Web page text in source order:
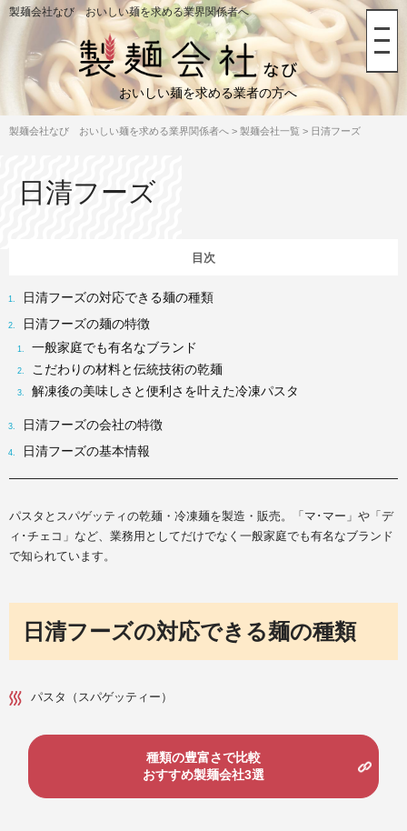
製麺会社なび おいしい麺を求める業界関係者へ
おいしい麺を求める業者の方へ
製麺会社なび おいしい麺を求める業界関係者へ > 製麺会社一覧 > 日清フーズ
日清フーズ
日清フーズの対応できる麺の種類
日清フーズの麺の特徴
一般家庭でも有名なブランド
こだわりの材料と伝統技術の乾麺
解凍後の美味しさと便利さを叶えた冷凍パスタ
日清フーズの会社の特徴
日清フーズの基本情報
パスタとスパゲッティの乾麺・冷凍麺を製造・販売。「マ･マー」や「デ
ィ･チェコ」など、業務用としてだけでなく一般家庭でも有名なブランド
で知られています。
日清フーズの対応できる麺の種類
パスタ（スパゲッティー）
種類の豊富さで比較
おすすめ製麺会社3選